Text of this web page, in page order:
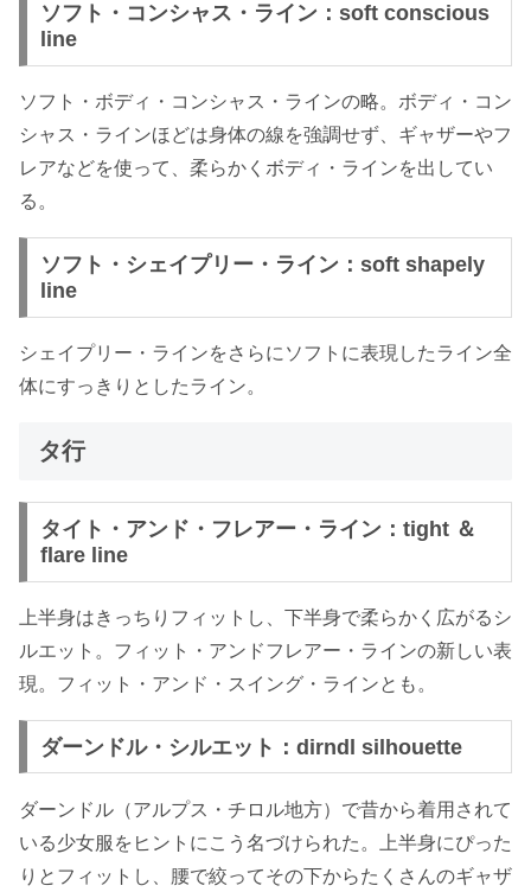
ソフト・コンシャス・ライン：soft conscious
line
ソフト・ボディ・コンシャス・ラインの略。ボディ・コン
シャス・ラインほどは身体の線を強調せず、ギャザーやフ
レアなどを使って、柔らかくボディ・ラインを出してい
る。
ソフト・シェイプリー・ライン：soft shapely
line
シェイプリー・ラインをさらにソフトに表現したライン全
体にすっきりとしたライン。
タ行
タイト・アンド・フレアー・ライン：tight ＆
flare line
上半身はきっちりフィットし、下半身で柔らかく広がるシ
ルエット。フィット・アンドフレアー・ラインの新しい表
現。フィット・アンド・スイング・ラインとも。
ダーンドル・シルエット：dirndl silhouette
ダーンドル（アルプス・チロル地方）で昔から着用されて
いる少女服をヒントにこう名づけられた。上半身にぴった
りとフィットし、腰で絞ってその下からたくさんのギャザ